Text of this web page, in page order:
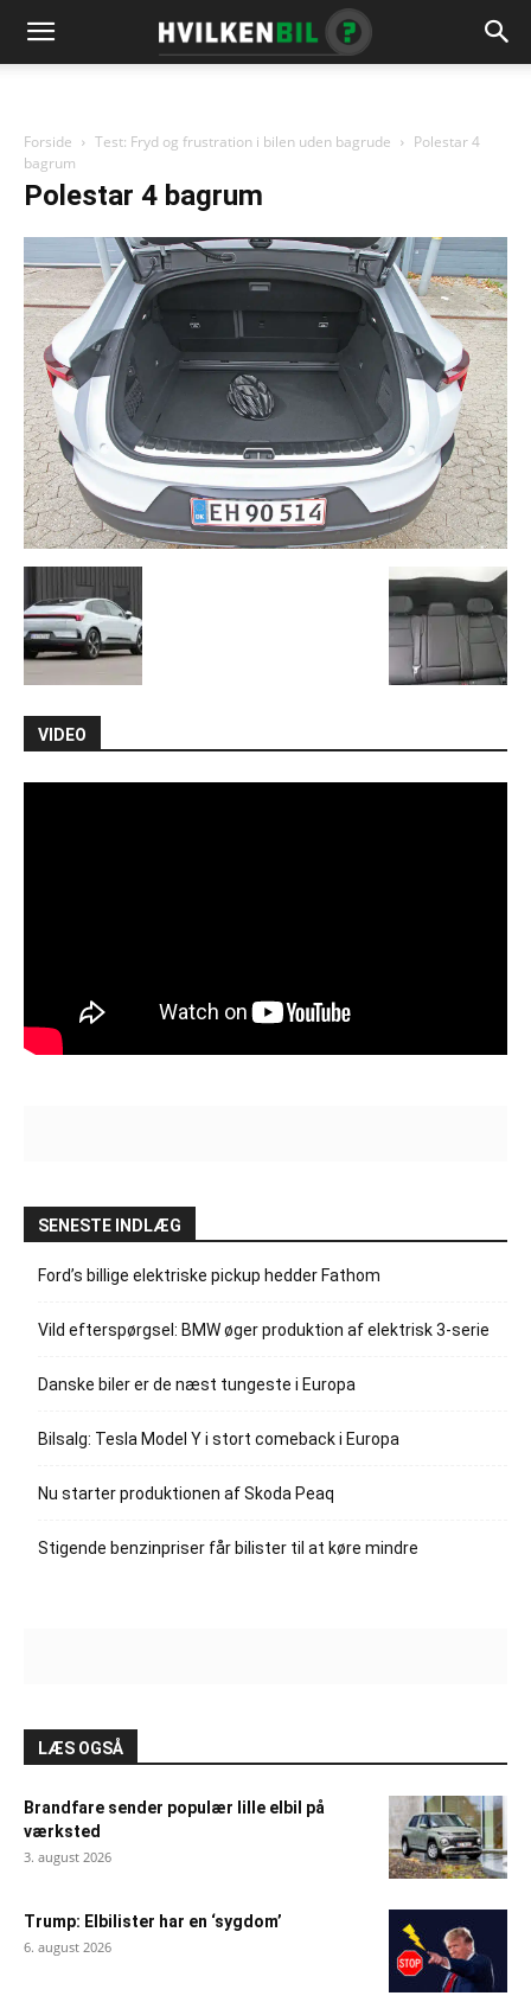
Forside Test: Fryd og frustration i bilen uden bagrude
Polestar 4
bagrum
Polestar 4 bagrum
VIDEO
SENESTE INDLÆG
Ford’s billige elektriske pickup hedder Fathom
Vild efterspørgsel: BMW øger produktion af elektrisk 3-serie
Danske biler er de næst tungeste i Europa
Bilsalg: Tesla Model Y i stort comeback i Europa
Nu starter produktionen af Skoda Peaq
Stigende benzinpriser får bilister til at køre mindre
LÆS OGSÅ
Brandfare sender populær lille elbil på
værksted
3. august 2026
Trump: Elbilister har en ‘sygdom’
6. august 2026